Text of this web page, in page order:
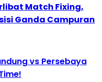
Match Fixing,
Ganda Campuran
vs Persebaya